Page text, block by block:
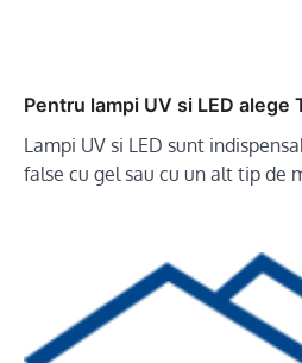
Pentru lampi UV si LED alege
Lampi UV si LED sunt
false cu gel sau cu un alt tip de